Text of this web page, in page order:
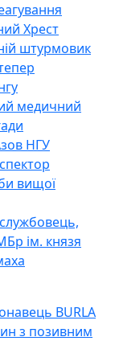
Хрест
штурмовик
медичний
НГУ
вищої
ім. князя
BURLA
з позивним